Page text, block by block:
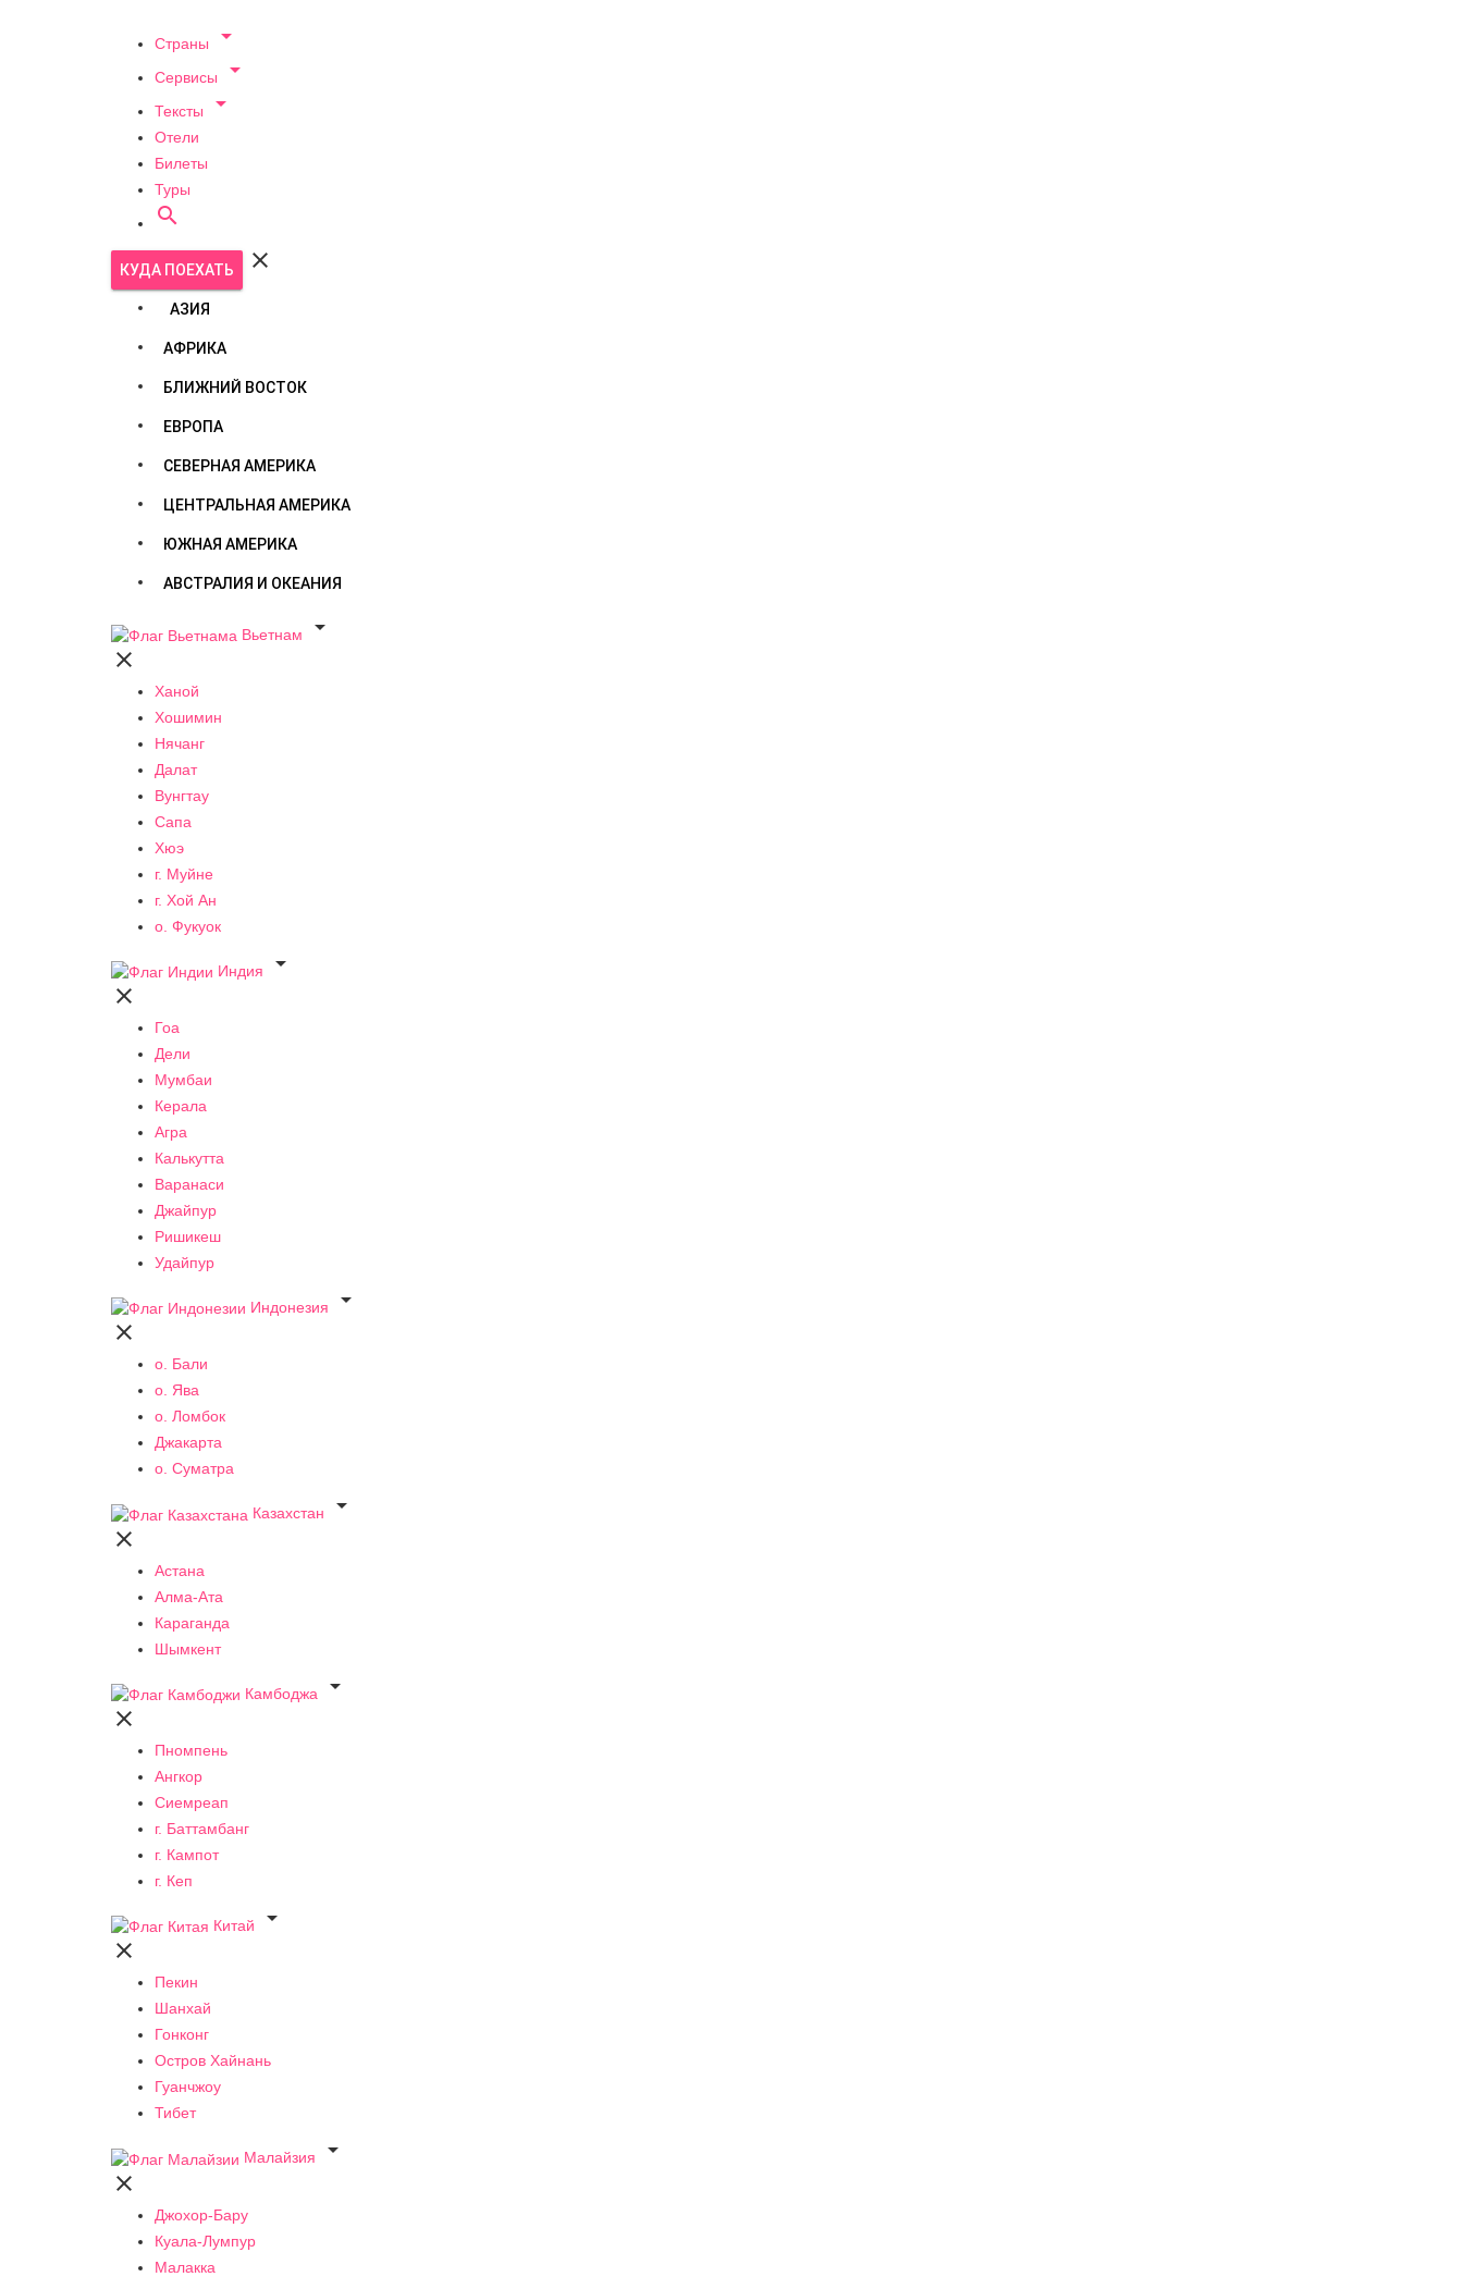
Страны 
Сервисы 
Тексты 
Отели
Билеты
Туры

КУДА ПОЕХАТЬ 
АЗИЯ
АФРИКА
БЛИЖНИЙ ВОСТОК
ЕВРОПА
СЕВЕРНАЯ АМЕРИКА
ЦЕНТРАЛЬНАЯ АМЕРИКА
ЮЖНАЯ АМЕРИКА
АВСТРАЛИЯ И ОКЕАНИЯ
Вьетнам


Ханой
Хошимин
Нячанг
Далат
Вунгтау
Сапа
Хюэ
г. Муйне
г. Хой Ан
о. Фукуок
Индия


Гоа
Дели
Мумбаи
Керала
Агра
Калькутта
Варанаси
Джайпур
Ришикеш
Удайпур
Индонезия


о. Бали
о. Ява
о. Ломбок
Джакарта
о. Суматра
Казахстан


Астана
Алма-Ата
Караганда
Шымкент
Камбоджа


Пномпень
Ангкор
Сиемреап
г. Баттамбанг
г. Кампот
г. Кеп
Китай


Пекин
Шанхай
Гонконг
Остров Хайнань
Гуанчжоу
Тибет
Малайзия


Джохор-Бару
Куала-Лумпур
Малакка